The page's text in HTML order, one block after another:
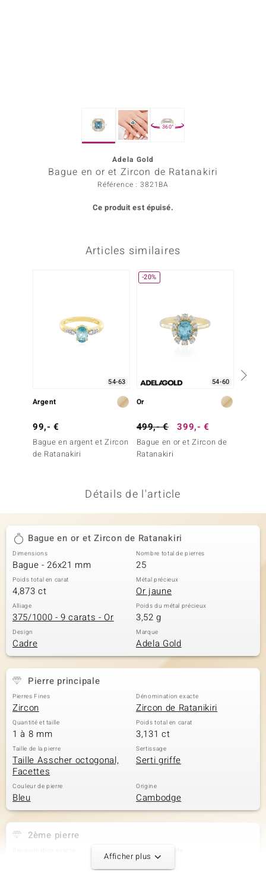
360°
Adela Gold
Bague en or et Zircon de Ratanakiri
Référence : 3821BA
Ce produit est épuisé.
Articles similaires
54-63
Argent
99,- €
Bague en argent et Zircon
de Ratanakiri
-20%
54-60
Or
499,- € 399,- €
Bague en or et Zircon de
Ratanakiri
Détails de l'article
Bague en or et Zircon de Ratanakiri
Dimensions
Bague - 26x21 mm
Nombre total de pierres
25
Poids total en carat
4,873 ct
Métal précieux
Or jaune
Alliage
375/1000 - 9 carats - Or
Poids du métal précieux
3,52 g
Design
Cadre
Marque
Adela Gold
Pierre principale
Pierres Fines
Zircon
Dénomination exacte
Zircon de Ratanikiri
Quantité et taille
1 à 8 mm
Poids total en carat
3,131 ct
Taille de la pierre
Taille Asscher octogonal,
Facettes
Sertissage
Serti griffe
Couleur de pierre
Bleu
Origine
Cambodge
2ème pierre
4 à 5x3 mm
Afficher plus